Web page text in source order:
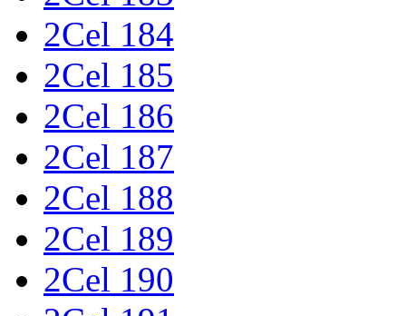
2Cel 184
2Cel 185
2Cel 186
2Cel 187
2Cel 188
2Cel 189
2Cel 190